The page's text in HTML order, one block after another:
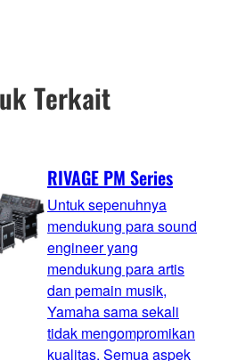
Terkait
RIVAGE PM Series
Untuk sepenuhnya
mendukung para sound
engineer yang
mendukung para artis
dan pemain musik,
Yamaha sama sekali
tidak mengompromikan
kualitas. Semua aspek